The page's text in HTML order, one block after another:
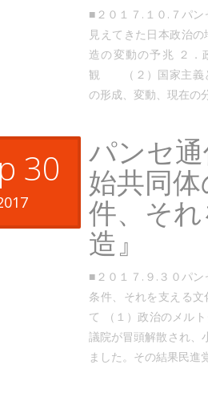
■２０１７.１０.７パ
見えてきた日本政治
造の変動の予兆 ２．
観 （２）国家主義と
の形成、変動、現在の
30
パンセ
始共同
件、そ
造』
■２０１７.９.３０パ
条件、それを支える
て （１）政治のメル
議院が冒頭解散され、
ました。その結果民進